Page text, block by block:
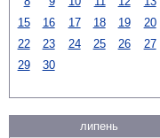
15
16 17 18 19 20
22
23 24 25 26 27
29
30
липень